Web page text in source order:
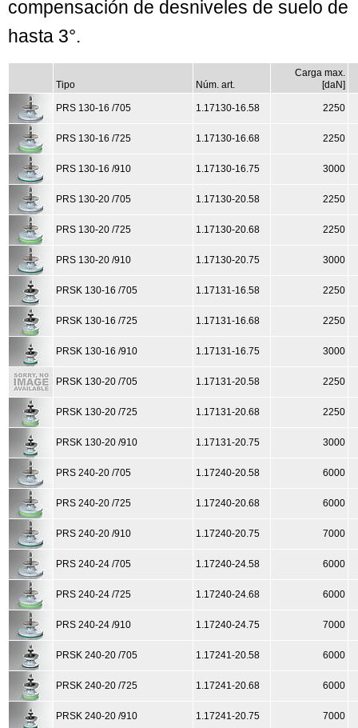
compensación de desniveles de suelo de
hasta 3°.
Tipo Núm. art.
Carga max.
[daN]
PRS 130-16 /705 1.17130-16.58 2250
PRS 130-16 /725 1.17130-16.68 2250
PRS 130-16 /910 1.17130-16.75 3000
PRS 130-20 /705 1.17130-20.58 2250
PRS 130-20 /725 1.17130-20.68 2250
PRS 130-20 /910 1.17130-20.75 3000
PRSK 130-16 /705 1.17131-16.58 2250
PRSK 130-16 /725 1.17131-16.68 2250
PRSK 130-16 /910 1.17131-16.75 3000
PRSK 130-20 /705 1.17131-20.58 2250
PRSK 130-20 /725 1.17131-20.68 2250
PRSK 130-20 /910 1.17131-20.75 3000
PRS 240-20 /705 1.17240-20.58 6000
PRS 240-20 /725 1.17240-20.68 6000
PRS 240-20 /910 1.17240-20.75 7000
PRS 240-24 /705 1.17240-24.58 6000
PRS 240-24 /725 1.17240-24.68 6000
PRS 240-24 /910 1.17240-24.75 7000
PRSK 240-20 /705 1.17241-20.58 6000
PRSK 240-20 /725 1.17241-20.68 6000
PRSK 240-20 /910 1.17241-20.75 7000